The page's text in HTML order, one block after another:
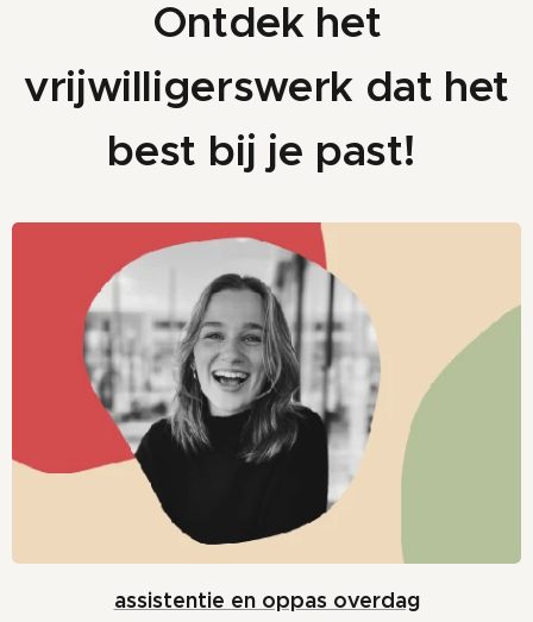
Ontdek het
vrijwilligerswerk dat het
best bij je past!
assistentie en oppas overdag